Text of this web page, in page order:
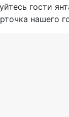
гости
нашего